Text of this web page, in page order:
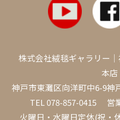
株式会社絨毯ギャラリー
本店
神戸市東灘区向洋町中6-9神
TEL 078-857-0415 営
火曜日・水曜日定休(祝・